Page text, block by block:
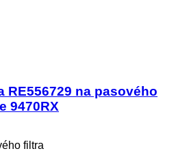
RE556729 na pasového
9470RX
filtra